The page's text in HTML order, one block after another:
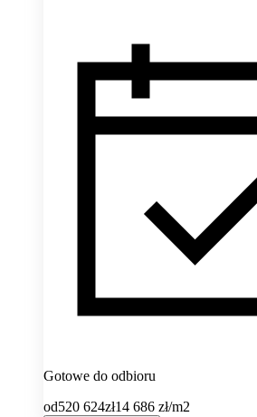
Gotowe do odbioru
od520 624zł14 686 zł/m2